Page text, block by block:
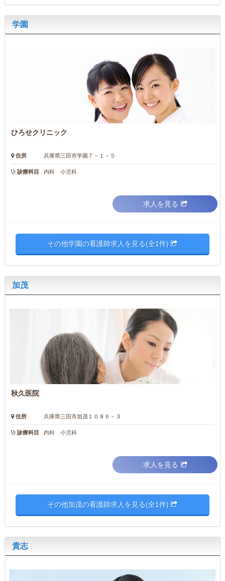
学園
ひろせクリニック
住所 兵庫県三田市学園７－１－５
診療科目 内科 小児科
求人を見る
その他学園の看護師求人を見る(全1件)
加茂
秋久医院
住所 兵庫県三田市加茂１０８６－３
診療科目 内科 小児科
求人を見る
その他加茂の看護師求人を見る(全1件)
貴志